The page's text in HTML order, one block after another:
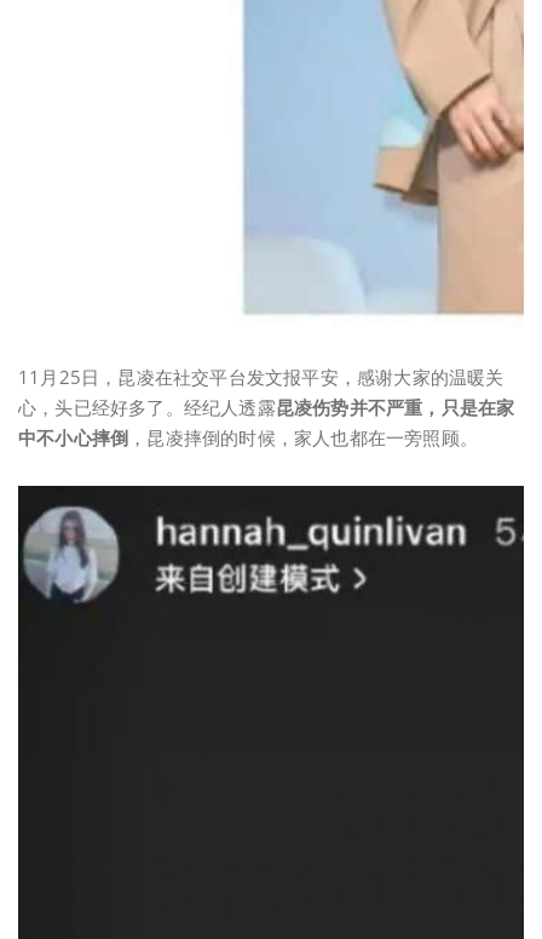
11月25日，昆凌在社交平台发文报平安，感谢大家的温暖关
心，头已经好多了。经纪人透露昆凌伤势并不严重， 只是在家
中不小心摔倒 ，昆凌摔倒的时候，家人也都在一旁照顾。